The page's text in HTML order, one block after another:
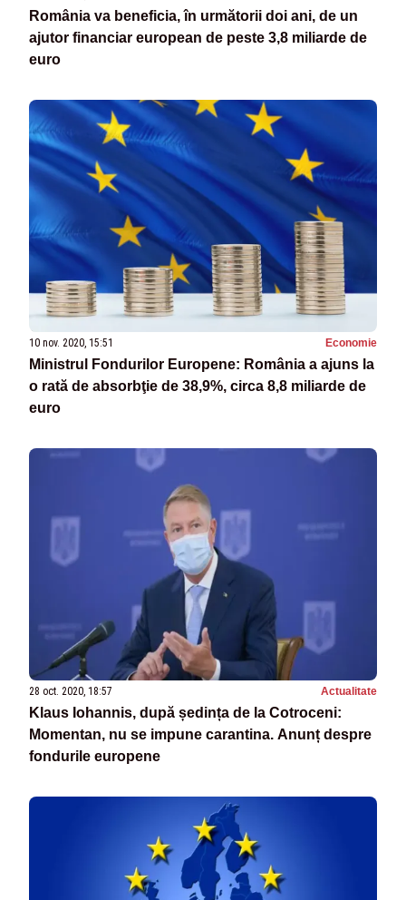
România va beneficia, în următorii doi ani, de un
ajutor financiar european de peste 3,8 miliarde de
euro
10 nov. 2020, 15:51 Economie
Ministrul Fondurilor Europene: România a ajuns la
o rată de absorbţie de 38,9%, circa 8,8 miliarde de
euro
28 oct. 2020, 18:57 Actualitate
Klaus Iohannis, după ședința de la Cotroceni:
Momentan, nu se impune carantina. Anunț despre
fondurile europene